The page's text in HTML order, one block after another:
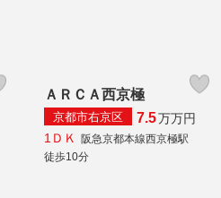
ＡＲＣＡ西京極
京都市右京区 7.5万万円
1ＤＫ 阪急京都本線西京極駅
徒歩10分